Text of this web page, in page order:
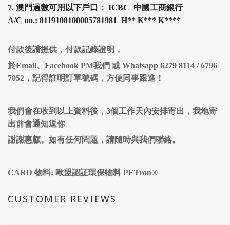
7. 澳門過數可用以下戶口： ICBC 中國工商銀行
A/C no.: 0119100100005781981 H** K*** K****
付款後請提供，付款記錄證明，
於Email、Facebook PM我們 或 Whatsapp 6279 8114 / 6796
7052，記得註明訂單號碼，方便同事跟進！
我們會在收到以上資料後，3個工作天內安排寄出，我地寄
出前會通知返你
謝謝惠顧。如有任何問題，請隨時與我們聯絡。
CARD 物料: 歐盟認証環保物料 PETron®
CUSTOMER REVIEWS